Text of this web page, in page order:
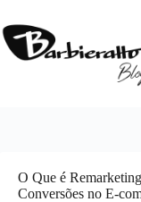
para
o
conteúdo
O Que é
Conversões no E-